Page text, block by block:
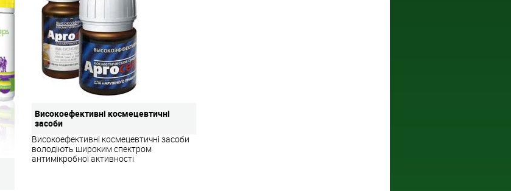
Високоефективні космецевтичні
засоби
Високоефективні космецевтичні засоби
володіють широким спектром
антимікробної активності